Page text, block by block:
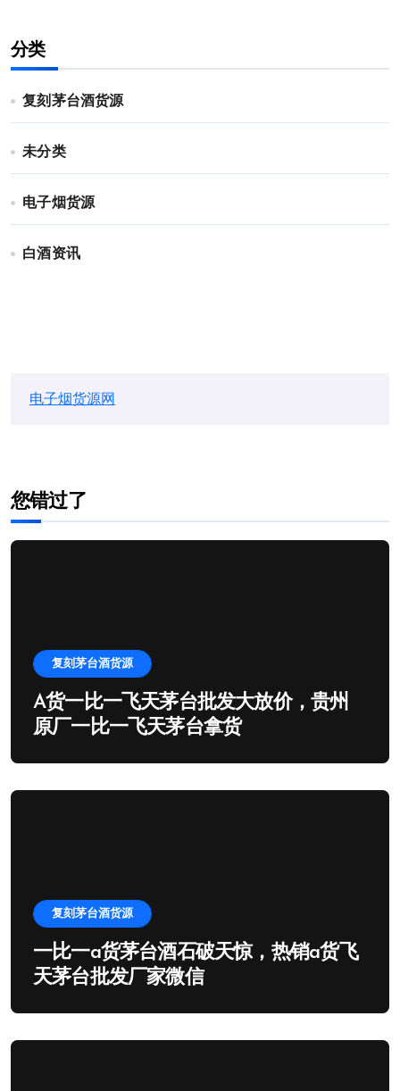
分类
复刻茅台酒货源
未分类
电子烟货源
白酒资讯
电子烟货源网
您错过了
复刻茅台酒货源
A货一比一飞天茅台批发大放价，贵州
原厂一比一飞天茅台拿货
复刻茅台酒货源
一比一a货茅台酒石破天惊，热销a货飞
天茅台批发厂家微信